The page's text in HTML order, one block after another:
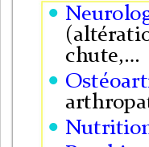

chute,…

